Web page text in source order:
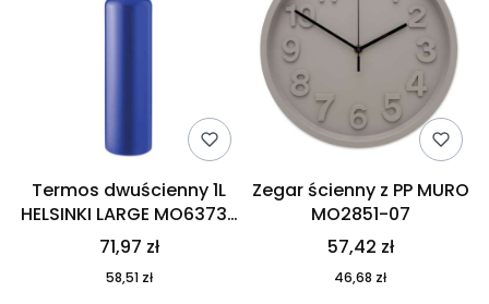
Termos dwuścienny 1L
HELSINKI LARGE MO6373-
04
71,97 zł
58,51 zł
Zegar ścienny z PP MURO
MO2851-07
57,42 zł
46,68 zł